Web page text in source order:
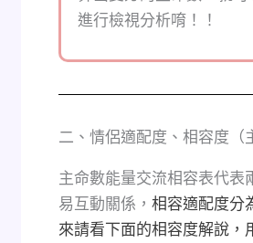
進行檢視分析唷！！
二、情侶適配度、相容度（
主命數能量交流相容表代表
易互動關係， 相容適配度分
來請看下面的相容度解說，